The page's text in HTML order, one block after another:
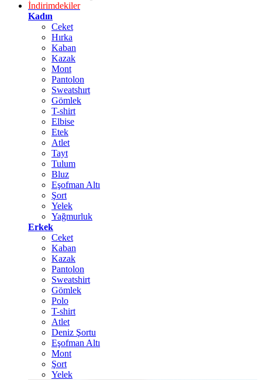
İndirimdekiler
Kadın
Ceket
Hırka
Kaban
Kazak
Mont
Pantolon
Sweatshırt
Gömlek
T-shirt
Elbise
Etek
Atlet
Tayt
Tulum
Bluz
Eşofman Altı
Şort
Yelek
Yağmurluk
Erkek
Ceket
Kaban
Kazak
Pantolon
Sweatshirt
Gömlek
Polo
T-shirt
Atlet
Deniz Şortu
Eşofman Altı
Mont
Şort
Yelek